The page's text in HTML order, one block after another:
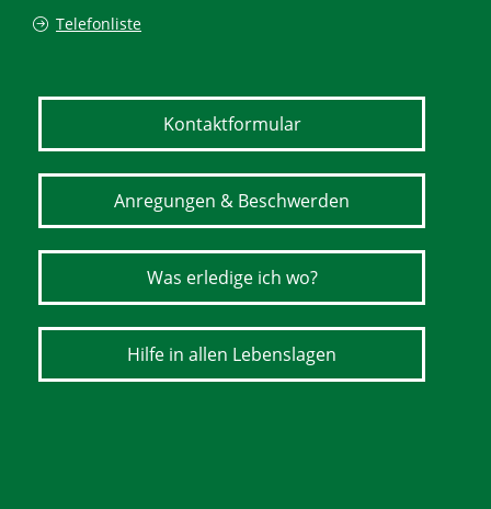
Telefonliste
Kontaktformular
Anregungen & Beschwerden
Was erledige ich wo?
Hilfe in allen Lebenslagen